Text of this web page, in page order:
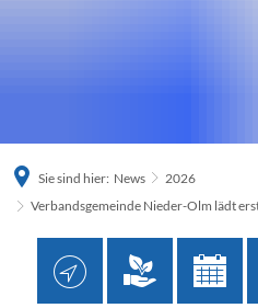
Sie sind hier: News
2026
Verbandsgemeinde Nieder-Olm lädt